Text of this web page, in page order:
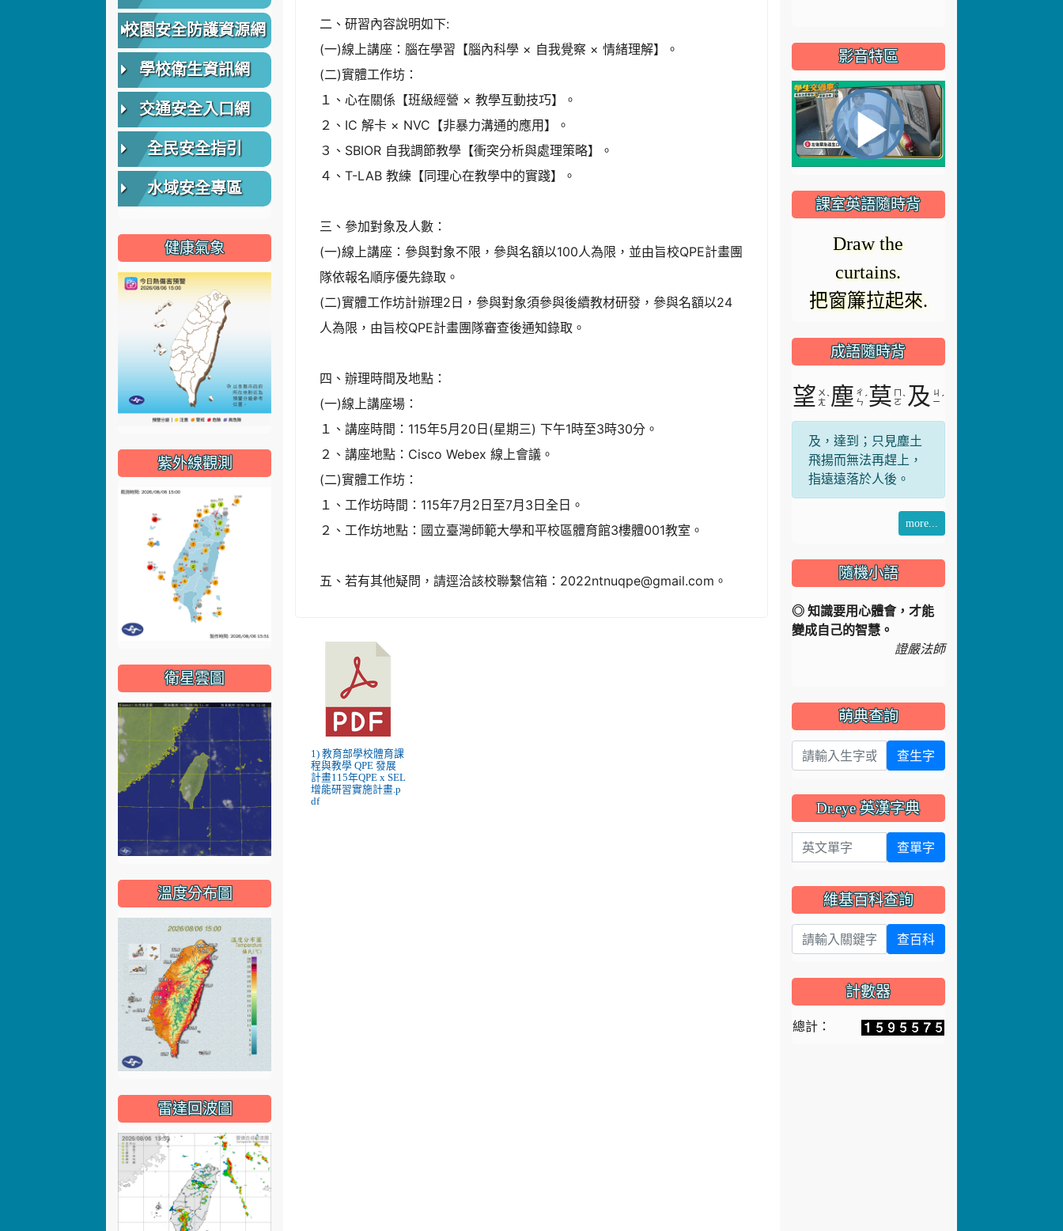
二、研習內容說明如下:
(一)線上講座：腦在學習【腦內科學 × 自我覺察 × 情緒理解】。
(二)實體工作坊：
１、心在關係【班級經營 × 教學互動技巧】。
２、IC 解卡 × NVC【非暴力溝通的應用】。
３、SBIOR 自我調節教學【衝突分析與處理策略】。
４、T-LAB 教練【同理心在教學中的實踐】。
三、參加對象及人數：
(一)線上講座：參與對象不限，參與名額以100人為限，並由旨校QPE計畫團
隊依報名順序優先錄取。
(二)實體工作坊計辦理2日，參與對象須參與後續教材研發，參與名額以24
人為限，由旨校QPE計畫團隊審查後通知錄取。
四、辦理時間及地點：
(一)線上講座場：
１、講座時間：115年5月20日(星期三) 下午1時至3時30分。
２、講座地點：Cisco Webex 線上會議。
(二)實體工作坊：
１、工作坊時間：115年7月2日至7月3日全日。
２、工作坊地點：國立臺灣師範大學和平校區體育館3樓體001教室。
五、若有其他疑問，請逕洽該校聯繫信箱：2022ntnuqpe@gmail.com。
1) 教育部學校體育課
程與教學 QPE 發展
計畫115年QPE x SEL
增能研習實施計畫.p
df
校園安全防護資源網
學校衛生資訊網
交通安全入口網
全民安全指引
水域安全專區
健康氣象
紫外線觀測
衛星雲圖
溫度分布圖
雷達回波圖
影音特區
視
頻
放
器
正
在
載
播
放
影
片
課室英語隨時背
Switch on the
microphone.
把麥克風打開.
成語隨時背
望 ㄨ
ㄤ ˋ 塵 ㄔ
ㄣ ˊ莫 ㄇ
ㄛ ˋ 及 ㄐ
ㄧ ˊ
及，達到；只見塵土
飛揚而無法再趕上，
指遠遠落於人後。
more...
隨機小語
◎ 知識要用心體會，才能
變成自己的智慧。
證嚴法師
萌典查詢
查生字
Dr.eye 英漢字典
英文單字 查單字
維基百科查詢
查百科
計數器
總計：